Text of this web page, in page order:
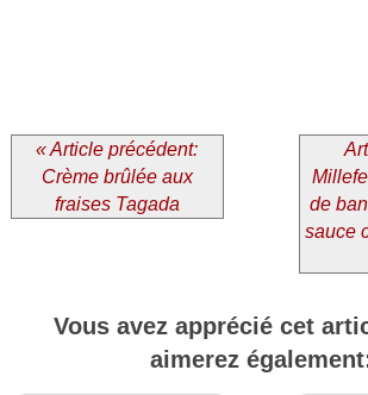
« Article précédent:
Crème brûlée aux
fraises Tagada
de
sauce
Vous avez apprécié cet
aimerez